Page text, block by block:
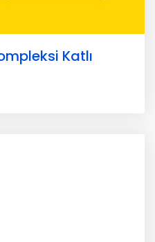
Katlı